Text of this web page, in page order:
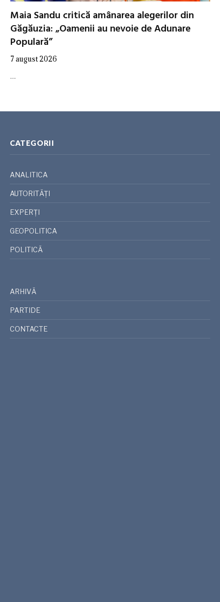
Maia Sandu critică amânarea alegerilor din
Găgăuzia: „Oamenii au nevoie de Adunare
Populară”
7 august 2026
…
CATEGORII
ANALITICA
AUTORITĂȚI
EXPERȚI
GEOPOLITICA
POLITICĂ
ARHIVĂ
PARTIDE
CONTACTE